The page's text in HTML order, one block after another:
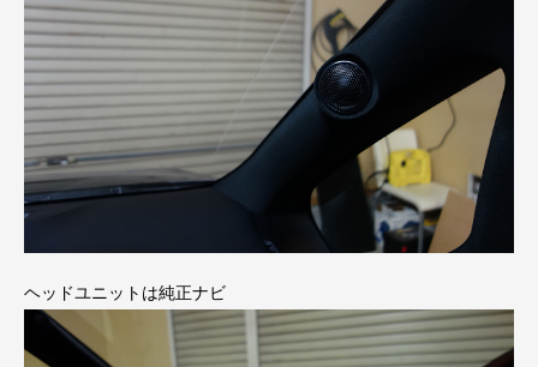
ヘッドユニットは純正ナビ